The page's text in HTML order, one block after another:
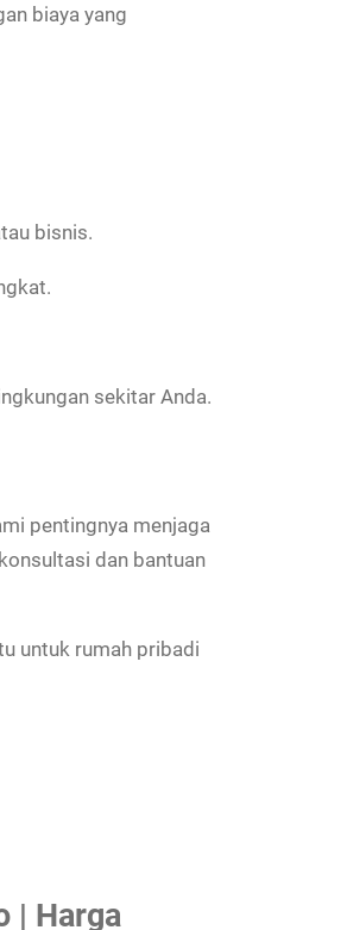
biaya yang
bisnis.
sekitar Anda.
pentingnya menjaga
dan bantuan
untuk rumah pribadi
| Harga